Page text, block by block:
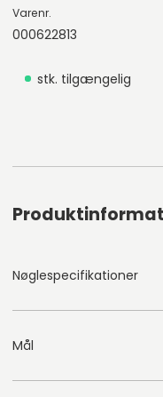
Varenr.
000622813
stk. tilgængelig
Nøglespecifikationer
Mål